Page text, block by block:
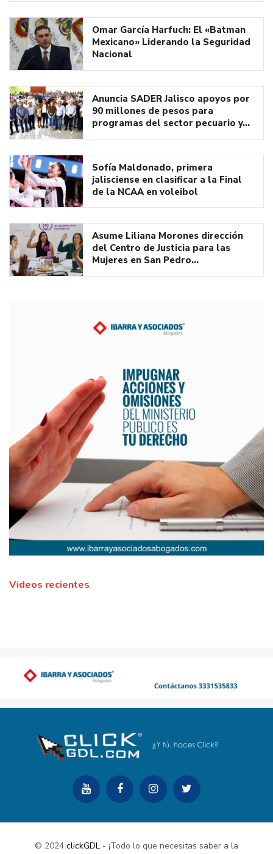
Omar García Harfuch: El «Batman
Mexicano» Liderando la Seguridad
Nacional
Anuncia SADER Jalisco apoyos por
90 millones de pesos para
programas del sector pecuario y…
Sofía Maldonado, primera
jalisciense en clasificar a la Final
de la NCAA en voleibol
Asume Liliana Morones dirección
del Centro de Justicia para las
Mujeres en San Pedro…
Videos recientes
© 2024 clickGDL - ¡Todo lo que necesitas saber a la